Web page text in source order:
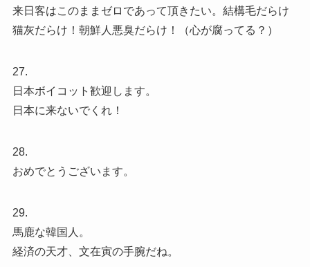
来日客はこのままゼロであって頂きたい。結構毛だらけ
猫灰だらけ！朝鮮人悪臭だらけ！（心が腐ってる？）
27.
日本ボイコット歓迎します。
日本に来ないでくれ！
28.
おめでとうございます。
29.
馬鹿な韓国人。
経済の天才、文在寅の手腕だね。